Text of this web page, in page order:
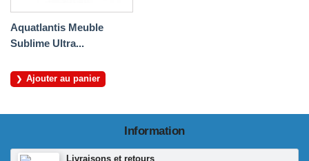
Aquatlantis Meuble
Sublime Ultra...
Ajouter au panier
Information
Livraisons et retours